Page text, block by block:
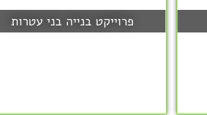
פרוייקט בנייה בני עטרות